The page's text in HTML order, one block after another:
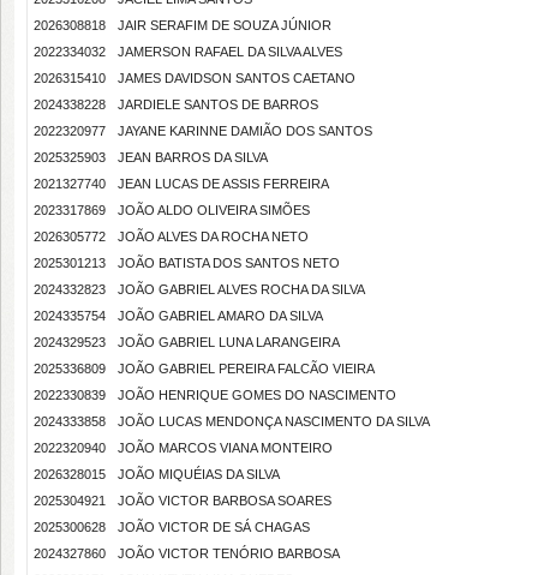
2026308818
JAIR SERAFIM DE SOUZA JÚNIOR
2022334032
JAMERSON RAFAEL DA SILVA ALVES
2026315410
JAMES DAVIDSON SANTOS CAETANO
2024338228
JARDIELE SANTOS DE BARROS
2022320977
JAYANE KARINNE DAMIÃO DOS SANTOS
2025325903
JEAN BARROS DA SILVA
2021327740
JEAN LUCAS DE ASSIS FERREIRA
2023317869
JOÃO ALDO OLIVEIRA SIMÕES
2026305772
JOÃO ALVES DA ROCHA NETO
2025301213
JOÃO BATISTA DOS SANTOS NETO
2024332823
JOÃO GABRIEL ALVES ROCHA DA SILVA
2024335754
JOÃO GABRIEL AMARO DA SILVA
2024329523
JOÃO GABRIEL LUNA LARANGEIRA
2025336809
JOÃO GABRIEL PEREIRA FALCÃO VIEIRA
2022330839
JOÃO HENRIQUE GOMES DO NASCIMENTO
2024333858
JOÃO LUCAS MENDONÇA NASCIMENTO DA SILVA
2022320940
JOÃO MARCOS VIANA MONTEIRO
2026328015
JOÃO MIQUÉIAS DA SILVA
2025304921
JOÃO VICTOR BARBOSA SOARES
2025300628
JOÃO VICTOR DE SÁ CHAGAS
2024327860
JOÃO VICTOR TENÓRIO BARBOSA